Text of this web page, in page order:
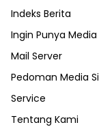
Indeks Berita
Ingin Punya
Mail Server
Pedoman Media
Service
Tentang Kami